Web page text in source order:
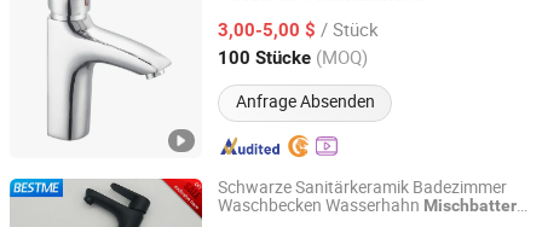
3,00-5,00 $ / Stück
100 Stücke (MOQ)
Anfrage Absenden
Zhejiang, China Seit 2022
Schwarze Sanitärkeramik Badezimmer
Waschbecken Wasserhahn Mischbatterie
Foshan Benme Building Material Co., Ltd.